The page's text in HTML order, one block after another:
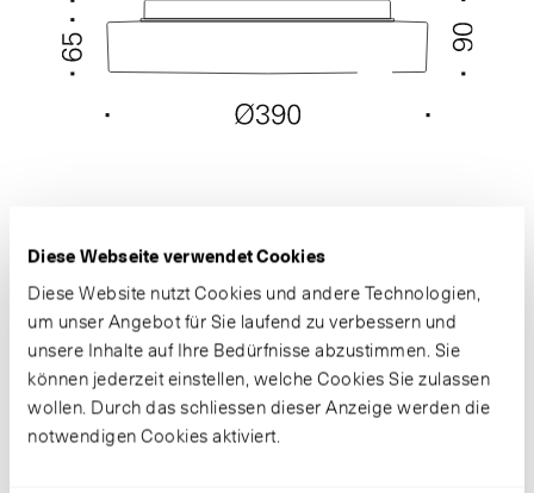
Diese Webseite verwendet Cookies
Diese Website nutzt Cookies und andere Technologien,
um unser Angebot für Sie laufend zu verbessern und
unsere Inhalte auf Ihre Bedürfnisse abzustimmen. Sie
können jederzeit einstellen, welche Cookies Sie zulassen
wollen. Durch das schliessen dieser Anzeige werden die
notwendigen Cookies aktiviert.
Informationen
Gehäusefarbe
weiss ~ RAL 9003